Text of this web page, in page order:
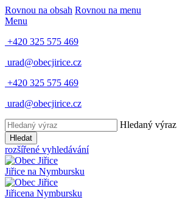
Rovnou na obsah Rovnou na menu
Menu
+420 325 575 469
urad@obecjirice.cz
+420 325 575 469
urad@obecjirice.cz
Hledaný výraz
Hledat
rozšířené vyhledávání
Jiřice na Nymbursku
Jiřicena Nymbursku